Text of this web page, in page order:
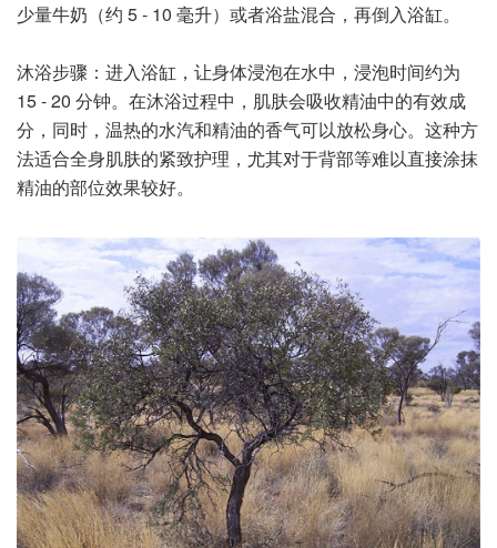
少量牛奶（约 5 - 10 毫升）或者浴盐混合，再倒入浴缸。
沐浴步骤：进入浴缸，让身体浸泡在水中，浸泡时间约为
15 - 20 分钟。在沐浴过程中，肌肤会吸收精油中的有效成
分，同时，温热的水汽和精油的香气可以放松身心。这种方
法适合全身肌肤的紧致护理，尤其对于背部等难以直接涂抹
精油的部位效果较好。